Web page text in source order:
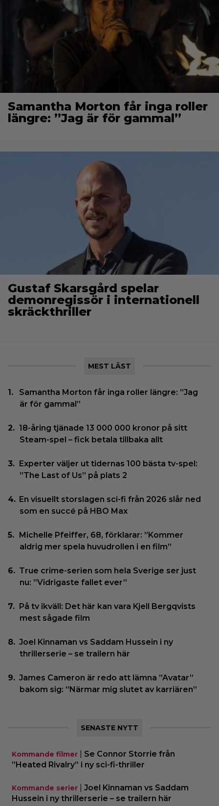
Samantha Morton får inga roller
längre: ”Jag är för gammal”
Gustaf Skarsgård spelar
demonregissör i internationell
skräckthriller
MEST LÄST
Samantha Morton får inga roller längre: ”Jag
är för gammal”
18-åring tjänade 13 000 000 kronor på sitt
Steam-spel – fick betala tillbaka allt
Experter väljer ut tidernas 100 bästa tv-spel:
”The Last of Us” på plats 2
En visuellt storslagen sci-fi från 2026 slår ned
som en succé på HBO Max
Michelle Pfeiffer, 68, förklarar: ”Kommer
aldrig mer spela huvudrollen i en film”
True crime-serien som hela Sverige ser just
nu: ”Vidrigaste fallet ever”
På tv ikväll: Det här kan vara Kjell Bergqvists
mest sågade film
Joel Kinnaman vs Saddam Hussein i ny
thrillerserie – se trailern här
James Cameron är redo att lämna ”Avatar”
bakom sig: ”Närmar mig slutet av karriären”
SENASTE NYTT
Kommande filmer
Se Connor Storrie från
”Heated Rivalry” i ny sci-fi-thriller
Kommande serier
Joel Kinnaman vs Saddam
Hussein i ny thrillerserie – se trailern här